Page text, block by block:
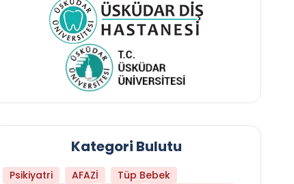
Kategori Bulutu
Psikiyatri AFAZİ
Tüp Bebek